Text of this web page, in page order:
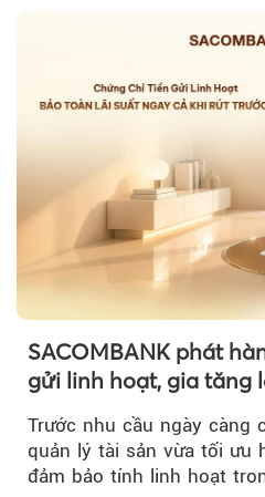
SACOMBANK phát
gửi linh hoạt, gia tăng
Trước nhu cầu ngày càng
quản lý tài sản vừa tối ưu
đảm bảo tính linh hoạt